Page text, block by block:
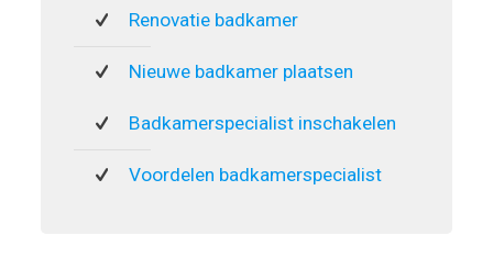
Renovatie badkamer
Nieuwe badkamer plaatsen
Badkamerspecialist inschakelen
Voordelen badkamerspecialist